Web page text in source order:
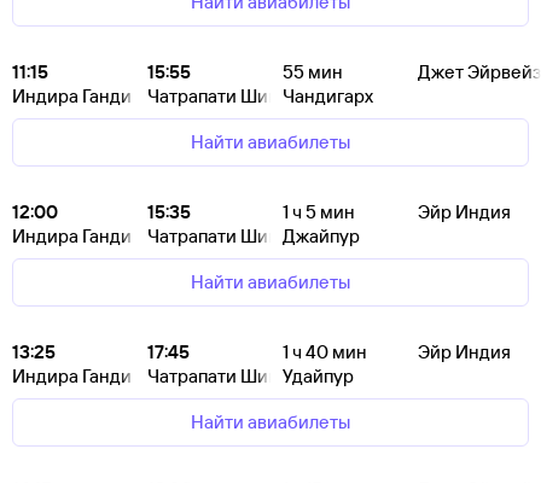
11:15
Индира Ганди
15:55
Чатрапати Шиваджи
55 мин
Чандигарх
Джет Эйрвейз
Найти авиабилеты
12:00
Индира Ганди
15:35
Чатрапати Шиваджи
1ч 5 мин
Джайпур
Эйр Индия
Найти авиабилеты
13:25
Индира Ганди
17:45
Чатрапати Шиваджи
1ч 40 мин
Удайпур
Эйр Индия
Найти авиабилеты